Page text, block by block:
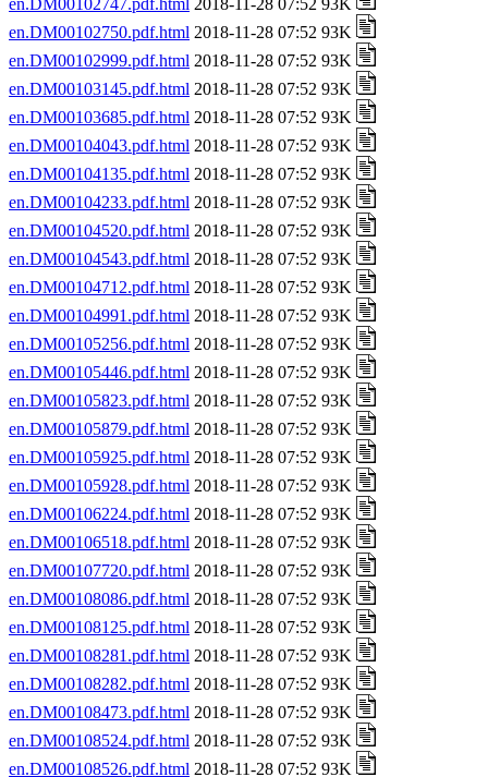
en.DM00102747.pdf.html 2018-11-28 07:52 93K
en.DM00102750.pdf.html 2018-11-28 07:52 93K
en.DM00102999.pdf.html 2018-11-28 07:52 93K
en.DM00103145.pdf.html 2018-11-28 07:52 93K
en.DM00103685.pdf.html 2018-11-28 07:52 93K
en.DM00104043.pdf.html 2018-11-28 07:52 93K
en.DM00104135.pdf.html 2018-11-28 07:52 93K
en.DM00104233.pdf.html 2018-11-28 07:52 93K
en.DM00104520.pdf.html 2018-11-28 07:52 93K
en.DM00104543.pdf.html 2018-11-28 07:52 93K
en.DM00104712.pdf.html 2018-11-28 07:52 93K
en.DM00104991.pdf.html 2018-11-28 07:52 93K
en.DM00105256.pdf.html 2018-11-28 07:52 93K
en.DM00105446.pdf.html 2018-11-28 07:52 93K
en.DM00105823.pdf.html 2018-11-28 07:52 93K
en.DM00105879.pdf.html 2018-11-28 07:52 93K
en.DM00105925.pdf.html 2018-11-28 07:52 93K
en.DM00105928.pdf.html 2018-11-28 07:52 93K
en.DM00106224.pdf.html 2018-11-28 07:52 93K
en.DM00106518.pdf.html 2018-11-28 07:52 93K
en.DM00107720.pdf.html 2018-11-28 07:52 93K
en.DM00108086.pdf.html 2018-11-28 07:52 93K
en.DM00108125.pdf.html 2018-11-28 07:52 93K
en.DM00108281.pdf.html 2018-11-28 07:52 93K
en.DM00108282.pdf.html 2018-11-28 07:52 93K
en.DM00108473.pdf.html 2018-11-28 07:52 93K
en.DM00108524.pdf.html 2018-11-28 07:52 93K
en.DM00108526.pdf.html 2018-11-28 07:52 93K